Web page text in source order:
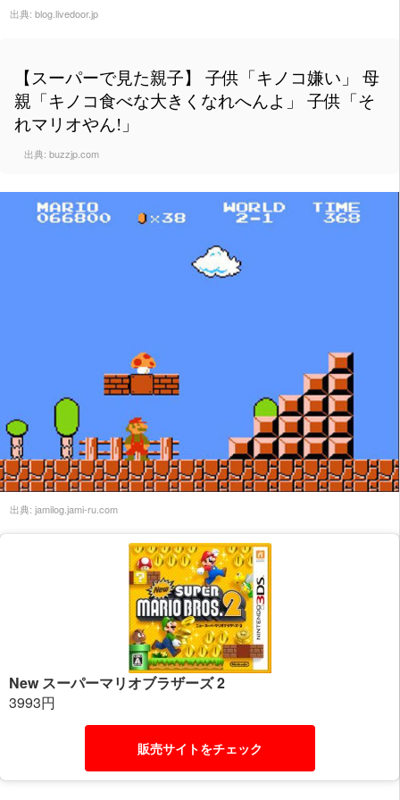
出典: blog.livedoor.jp
【スーパーで見た親子】 子供「キノコ嫌い」 母
親「キノコ食べな大きくなれへんよ」 子供「そ
れマリオやん!」
出典: buzzjp.com
出典: jamilog.jami-ru.com
New スーパーマリオブラザーズ 2
3993円
販売サイトをチェック